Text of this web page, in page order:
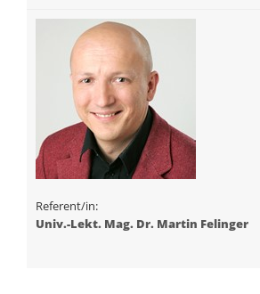
Referent/in:
Univ.-Lekt. Mag. Dr. Martin Felinger